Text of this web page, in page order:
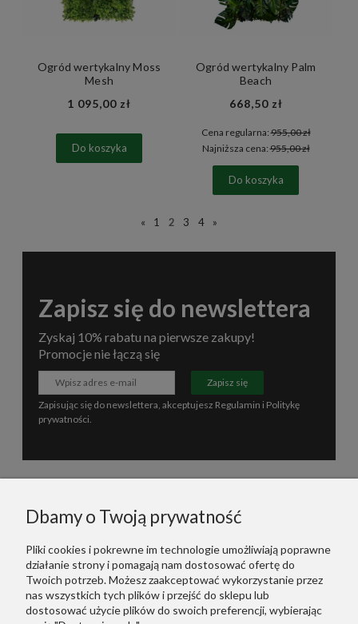
Ogród wertykalny Moss
Mesh
1 095,00 zł
Do koszyka
Ogród wertykalny Palm
Beach
668,50 zł
Cena regularna:955,00 zł
Najniższa cena:955,00 zł
Do koszyka
« 1 2 3 4 »
Zapisz się do newslettera
Zyskaj 10% rabatu na pierwsze zakupy!
Promocje nie łączą się
Zapisz się
Zapisując się do newslettera, akceptujesz Regulamin i Politykę
prywatności
Warunki Zakupów
Dodatkowe Linki
Dbamy o Twoją prywatność
Pliki cookies i pokrewne im technologie umożliwiają poprawne
działanie strony i pomagają nam dostosować ofertę do
Twoich potrzeb. Możesz zaakceptować wykorzystanie przez
nas wszystkich tych plików i przejść do sklepu lub
dostosować użycie plików do swoich preferencji, wybierając